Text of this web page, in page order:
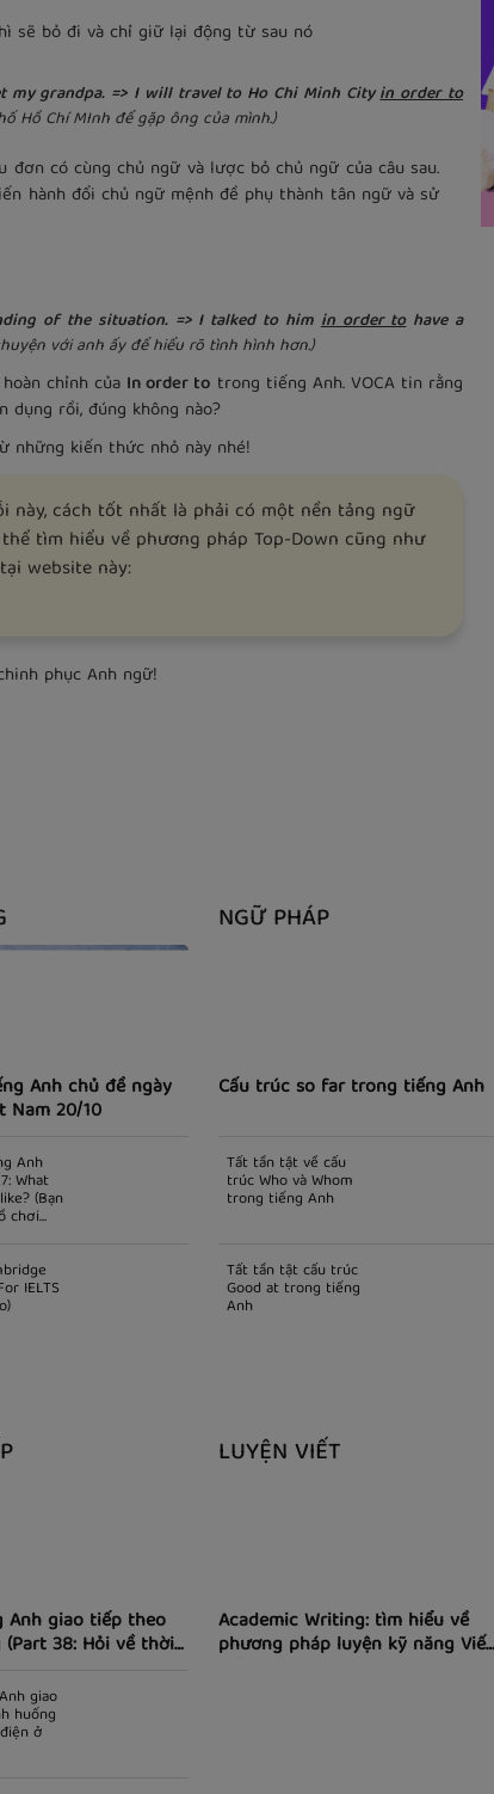
sẽ bỏ đi và chỉ giữ lại động từ sau nó
grandpa. => I will travel to Ho Chi Minh Cityin order to
Hồ Chí MInh để gặp ông của mình.)
có cùng chủ ngữ và lược bỏ chủ ngữ của câu sau.
hành đổi chủ ngữ mệnh đề phụ thành tân ngữ và sử
of the situation. => I talked to himin order tohave a
với anh ấy để hiểu rõ tình hình hơn.)
chỉnh của In order to trong tiếng Anh. VOCA tin rằng
dụng rồi, đúng không nào?
những kiến thức nhỏ này nhé!
này, cách tốt nhất là phải có một nền tảng ngữ
tìm hiểu về phương pháp Top-Down cũng như
website này:
phục Anh ngữ!
Anh chủ đề ngày
Nam 20/10
Anh
What
(Bạn
chơi
IELTS
NGỮ PHÁP
Cấu trúc so far trong tiếng Anh
Tất tần tật về cấu
trúc Who và Whom
trong tiếng Anh
Tất tần tật cấu trúc
Good at trong tiếng
Anh
Anh giao tiếp theo
38: Hỏi về thời
giao
huống
ở
LUYỆN VIẾT
Academic Writing: tìm hiểu về
phương pháp luyện kỹ năng Viết